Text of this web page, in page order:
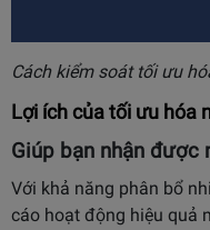
Cách kiểm soát tối ưu
Lợi ích của tối ưu hóa
Giúp bạn nhận được
Với khả năng phân bổ
cáo hoạt động hiệu quả